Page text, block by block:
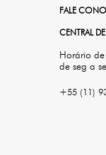
FALE
CENTRAL
Horário
de seg a
+55 (11)